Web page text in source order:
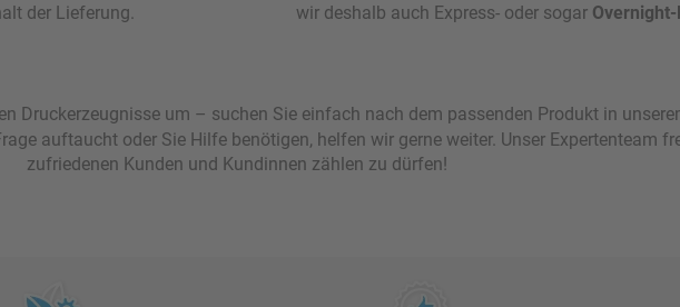
der Lieferung.
wir deshalb auch Express- oder sogar
Druckerzeugnisse um – suchen Sie einfach nach dem passenden Produkt in
auftaucht oder Sie Hilfe benötigen, helfen wir gerne weiter. Unser Expertenteam
zufriedenen Kunden und Kundinnen zählen zu dürfen!